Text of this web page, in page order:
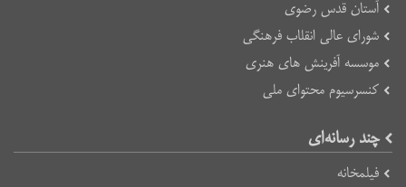
آستان قدس رضوی
شورای عالی انقلاب فرهنگی
موسسه آفرینش های هنری
کنسرسیوم محتوای ملی
چند رسانه‌ای
فیلمخانه